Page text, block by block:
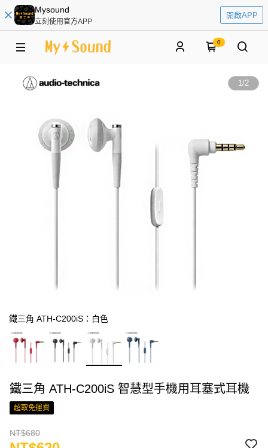
Mysound
立刻使用官方APP
開啟APP
0
1/2
鐵三角 ATH-C200iS：白色
鐵三角 ATH-C200iS 智慧型手機用耳塞式耳機
超取免運費
NT$680